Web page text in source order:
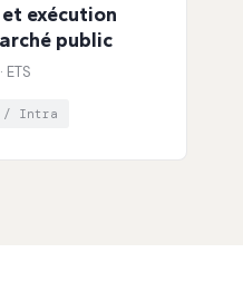
exécution
public
/ Intra